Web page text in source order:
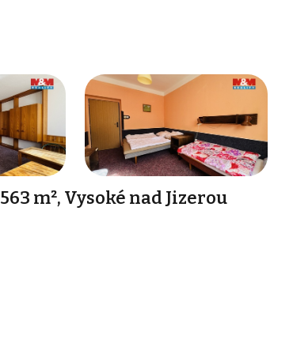
m², Vysoké nad Jizerou